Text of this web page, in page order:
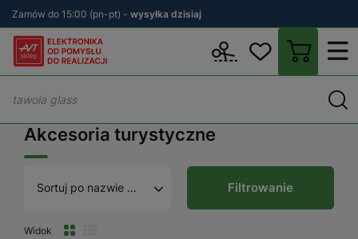
Zamów do 15:00 (pn-pt) - wysyłka dzisiaj
Akcesoria turystyczne
Sortuj po nazwie A - Z
Widok
Filtrowanie